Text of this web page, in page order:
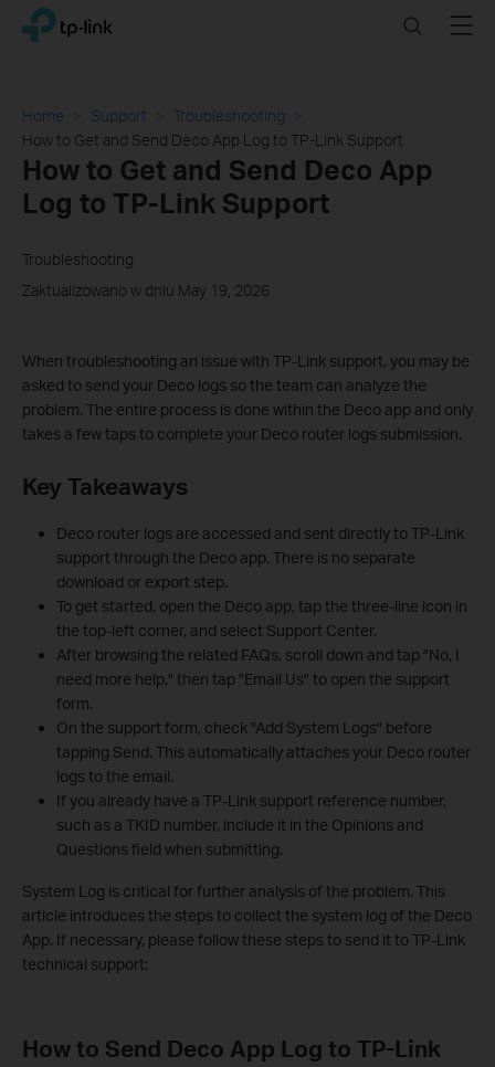
Click
navigation
TP-Link, Reliably Smart SearchMenu
Home Support
Troubleshooting
How to Get and Send Deco App Log to TP-Link Support
How to Get and Send Deco App
Log to TP-Link Support
Troubleshooting
Zaktualizowano w dniu May 19, 2026
When troubleshooting an issue with TP-Link support, you may be
asked to send your Deco logs so the team can analyze the
problem. The entire process is done within the Deco app and only
takes a few taps to complete your Deco router logs submission.
Key Takeaways
Deco router logs are accessed and sent directly to TP-Link
support through the Deco app. There is no separate
download or export step.
To get started, open the Deco app, tap the three-line icon in
the top-left corner, and select Support Center.
After browsing the related FAQs, scroll down and tap "No, I
need more help," then tap "Email Us" to open the support
form.
On the support form, check "Add System Logs" before
tapping Send. This automatically attaches your Deco router
logs to the email.
If you already have a TP-Link support reference number,
such as a TKID number, include it in the Opinions and
Questions field when submitting.
System Log is critical for further analysis of the problem. This
article introduces the steps to collect the system log of the Deco
App. If necessary, please follow these steps to send it to TP-Link
technical support:
How to Send Deco App Log to TP-Link